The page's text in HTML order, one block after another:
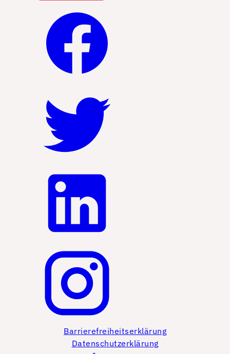
Barrierefreiheitserklärung
Datenschutzerklärung